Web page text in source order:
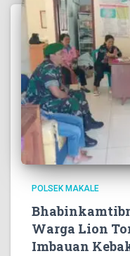
POLSEK MAKALE
Warga Lion
Imbauan